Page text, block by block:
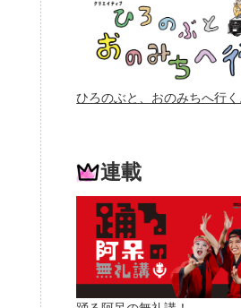
ひろのぶと、おのみちへ行く
連載